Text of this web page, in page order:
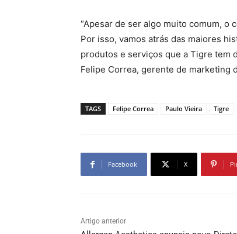
“Apesar de ser algo muito comum, o
Por isso, vamos atrás das maiores
produtos e serviços que a Tigre tem
Felipe Correa, gerente de marketing
TAGS Felipe Correa Paulo Vieira Tigre
Facebook X
Artigo anterior